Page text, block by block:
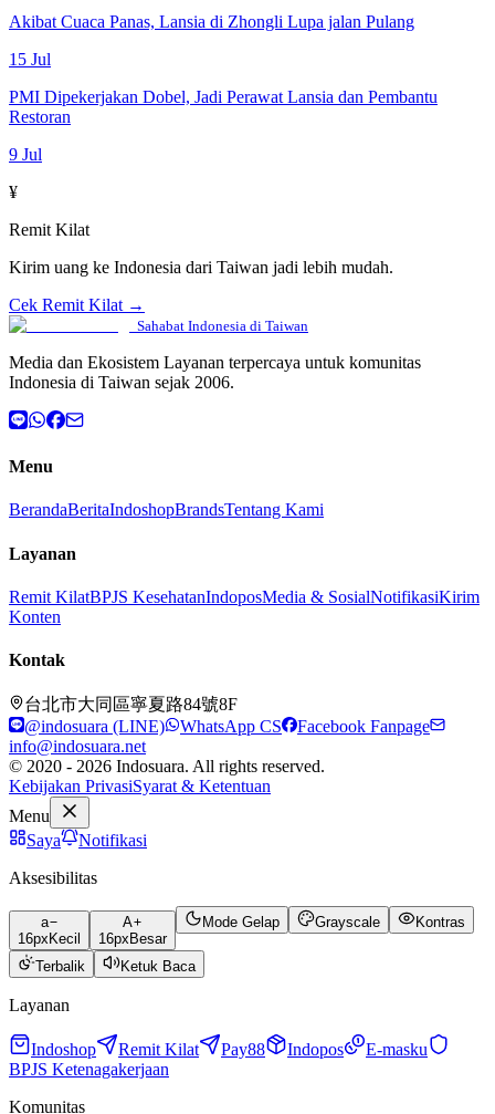
Akibat Cuaca Panas, Lansia di Zhongli Lupa jalan Pulang
15 Jul
PMI Dipekerjakan Dobel, Jadi Perawat Lansia dan Pembantu
Restoran
9 Jul
¥
Remit Kilat
Kirim uang ke Indonesia dari Taiwan jadi lebih mudah.
Cek Remit Kilat →
Sahabat Indonesia di Taiwan
Media dan Ekosistem Layanan terpercaya untuk komunitas
Indonesia di Taiwan sejak 2006.
Menu
BerandaBeritaIndoshopBrandsTentang Kami
Layanan
Remit KilatBPJS KesehatanIndoposMedia & SosialNotifikasiKirim
Konten
Kontak
台北市大同區寧夏路84號8F
@indosuara (LINE)
WhatsApp CS
Facebook Fanpage
info@indosuara.net
© 2020 - 2026 Indosuara. All rights reserved.
Kebijakan PrivasiSyarat & Ketentuan
Menu
Saya
Notifikasi
Aksesibilitas
a
16px Kecil
A
16px Besar
Mode Gelap Grayscale Kontras
Terbalik Ketuk Baca
Layanan
Indoshop Remit Kilat Pay88 Indopos
E-masku
BPJS Ketenagakerjaan
Komunitas